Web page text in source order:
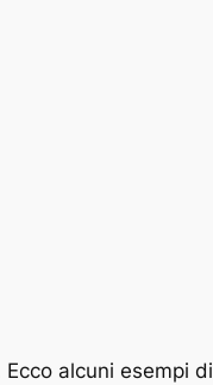
alcuni esempi di